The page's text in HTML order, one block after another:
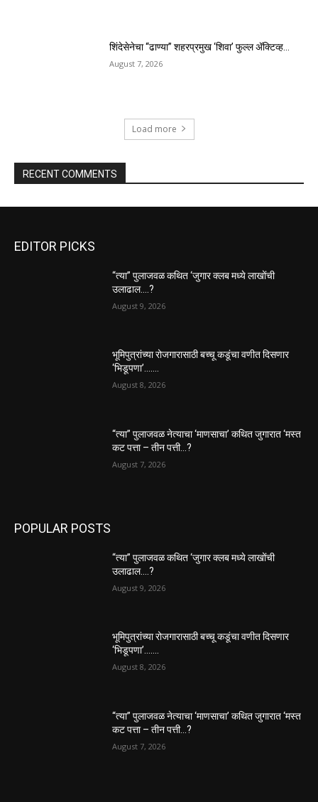
शिंदेसेनेचा “ढाण्या” शहरप्रमुख ‘शिवा’ फुल्ल ॲक्टिव्ह…
August 7, 2026
Load more
RECENT COMMENTS
EDITOR PICKS
“त्या” पुलाजवळ कथित ‘जुगार क्लब मध्ये लाखोंची
उलाढाल….?
August 9, 2026
भूमिपुत्रांच्या रोजगारासाठी बच्चू कडूंचा वणीत दिसणार
‘भिडूपणा’…….
August 8, 2026
“त्या” पुलाजवळ नेत्याचा ‘माणसाचा’ कथित जुगारात ‘मस्त
कट पत्ता – तीन पत्ती…?
August 7, 2026
POPULAR POSTS
“त्या” पुलाजवळ कथित ‘जुगार क्लब मध्ये लाखोंची
उलाढाल….?
August 9, 2026
भूमिपुत्रांच्या रोजगारासाठी बच्चू कडूंचा वणीत दिसणार
‘भिडूपणा’…….
August 8, 2026
“त्या” पुलाजवळ नेत्याचा ‘माणसाचा’ कथित जुगारात ‘मस्त
कट पत्ता – तीन पत्ती…?
August 7, 2026